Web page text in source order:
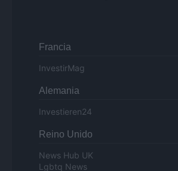
Francia
InvestirMag
Alemania
Investieren24
Reino Unido
News Hub UK
Lgbtq News